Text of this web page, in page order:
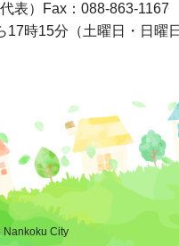
代表）
Fax：088-863-1167
17時15分 （土曜日・日曜
City